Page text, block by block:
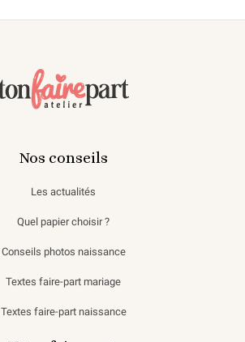
Nos conseils
Les actualités
Quel papier choisir ?
Conseils photos naissance
Textes faire-part mariage
Textes faire-part naissance